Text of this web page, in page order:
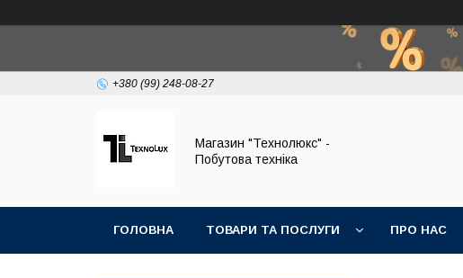
+380 (99) 248-08-27
Магазин "Технолюкс" -
Побутова техніка
ГОЛОВНА ТОВАРИ ТА ПОСЛУГИ ПРО НАС